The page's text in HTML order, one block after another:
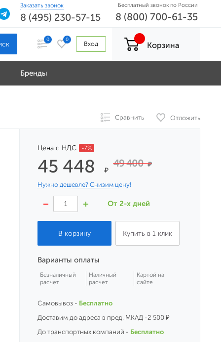
Заказать звонок
8 (495) 230-57-15
Бесплатный звонок по России
8 (800) 700-61-35
0 0
Вход Корзина
Бренды
Сравнить Отложить
Цена с НДС -7%
45 448 ₽
49 400₽
Нужно дешевле? Снизим цену!
От 2-х дней
Купить в 1 клик
Варианты оплаты
Безналичный
расчет
Наличный
расчет
Картой на
сайте
Самовывоз - Бесплатно
Доставим до адреса в пред. МКАД -2 500 ₽
До транспортных компаний - Бесплатно